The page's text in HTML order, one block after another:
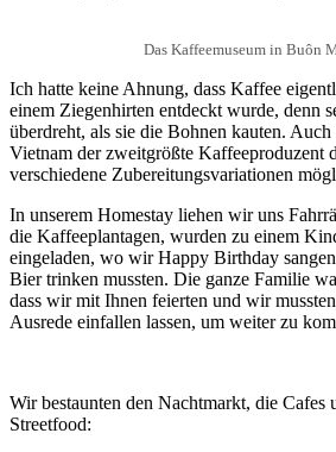
Das Kaffeemuseum in Buôn
Ich hatte keine Ahnung, dass Kaffee
einem Ziegenhirten entdeckt wurde, denn
überdreht, als sie die Bohnen kauten.
Vietnam der zweitgrößte Kaffeeproduzent
verschiedene Zubereitungsvariationen
In unserem Homestay liehen wir uns
die Kaffeeplantagen, wurden zu einem
eingeladen, wo wir Happy Birthday
Bier trinken mussten. Die ganze Familie
dass wir mit Ihnen feierten und wir
Ausrede einfallen lassen, um weiter zu
Wir bestaunten den Nachtmarkt, die Cafes
Streetfood: